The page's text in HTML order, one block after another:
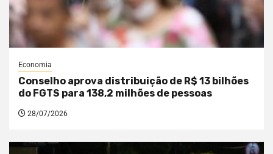
Economia
Conselho aprova distribuição de R$ 13 bilhões
do FGTS para 138,2 milhões de pessoas
28/07/2026